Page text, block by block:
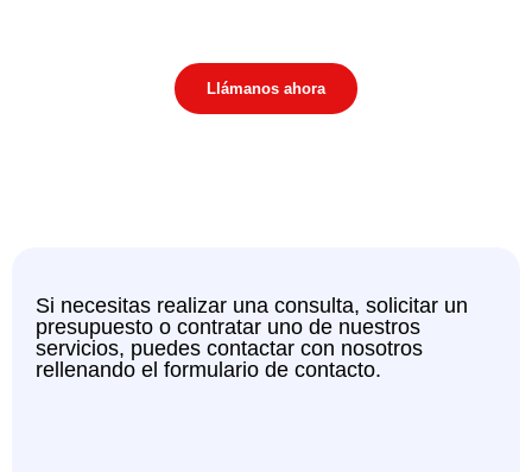
Llámanos ahora
Si necesitas realizar una consulta, solicitar un
presupuesto o contratar uno de nuestros
servicios, puedes contactar con nosotros
rellenando el formulario de contacto.